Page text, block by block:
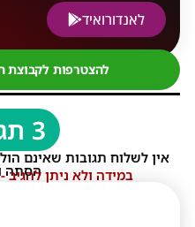
לאנדורואיד
להצטרפות לקבוצת
3 תגובות
אין לשלוח תגובות שאינם
הסתהבמידה ולא ניתן